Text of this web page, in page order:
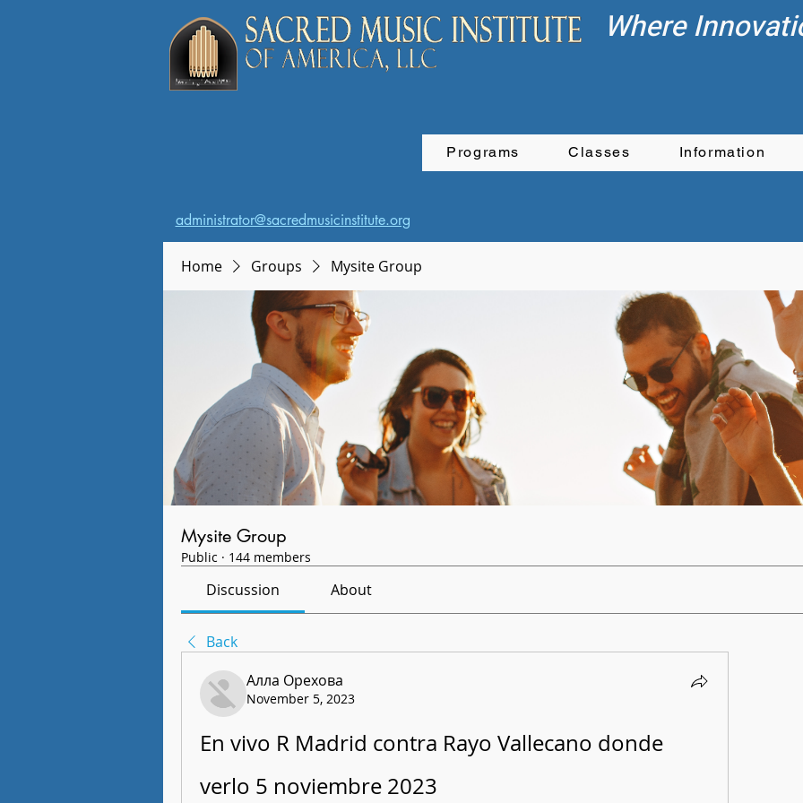
Where
Programs Classes Information
administrator@sacredmusicinstitute.org
Home Groups Mysite Group
Mysite Group
Public · 144 members
Discussion About
Back
Алла Орехова
November 5, 2023
En vivo R Madrid contra Rayo Vallecano donde
verlo 5 noviembre 2023